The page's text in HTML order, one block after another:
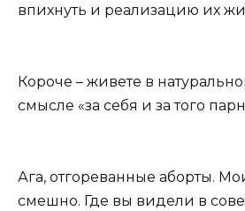
впихнуть и реализацию их
Короче – живете в
смысле «за себя и за того
Ага, отгореванные аборты.
смешно. Где вы видели в